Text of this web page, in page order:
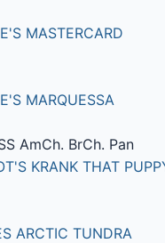
MASTERCARD
MARQUESSA
AmCh. BrCh. Pan
KRANK THAT
ARCTIC TUNDRA